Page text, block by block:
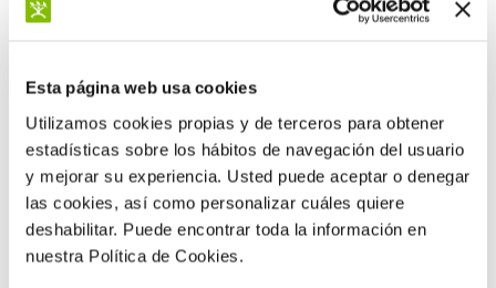
Esta página web usa cookies
Utilizamos cookies propias y de terceros para obtener
estadísticas sobre los hábitos de navegación del usuario
y mejorar su experiencia. Usted puede aceptar o denegar
las cookies, así como personalizar cuáles quiere
deshabilitar. Puede encontrar toda la información en
nuestra Política de Cookies.
Más resultados